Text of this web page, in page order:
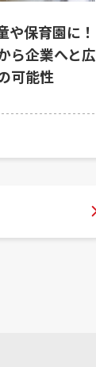
や保育園に！
ら企業へと広
可能性